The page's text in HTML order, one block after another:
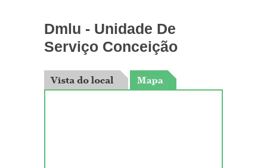
Dmlu - Unidade De
Serviço Conceição